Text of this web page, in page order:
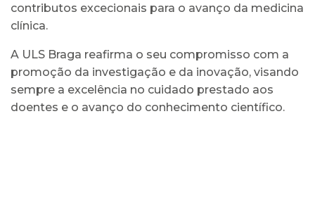
contributos excecionais para o avanço da medicina
clínica.
A ULS Braga reafirma o seu compromisso com a
promoção da investigação e da inovação, visando
sempre a excelência no cuidado prestado aos
doentes e o avanço do conhecimento científico.